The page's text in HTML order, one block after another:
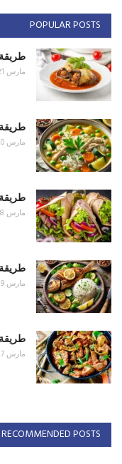
POPULAR POSTS
مارس 21, 2025
مارس 20, 2025
مارس 18, 2025
مارس 19, 2025
طريقة
مارس 17, 2025
RECOMMENDED POSTS